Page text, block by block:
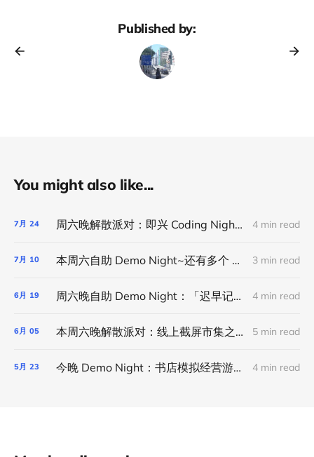
Published by:
You might also like...
7月 24 周六晚解散派对：即兴 Coding Night｜线上活动 4 min read
7月 10 本周六自助 Demo Night~还有多个 Demo 名额可以报名~ 3 min read
6月 19 周六晚自助 Demo Night：「迟早记账」app、写菜谱的中国女人、晨间笔记小程序和欢迎报名 4 min read
6月 05 本周六晚解散派对：线上截屏市集之线下版之线上版 5 min read
5月 23 今晚 Demo Night：书店模拟经营游戏、蒸馏「利器」、用 AI 省下开书店的十多万、咖啡风味订阅计划、用 CC 设计自行车棚和共享彼此的环境音 4 min read